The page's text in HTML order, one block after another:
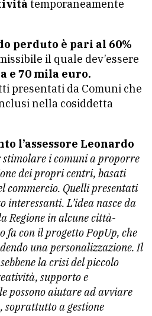
temporaneamente
perduto è pari al 60%
il quale dev’essere
e 70 mila euro.
presentati da Comuni che
nella cosiddetta
l’assessore Leonardo
stimolare i comuni a proporre
dei propri centri, basati
commercio. Quelli presentati
interessanti. L’idea nasce da
Regione in alcune città-
fa con il progetto PopUp, che
una personalizzazione. Il
la crisi del piccolo
supporto e
possono aiutare ad avviare
soprattutto a gestione